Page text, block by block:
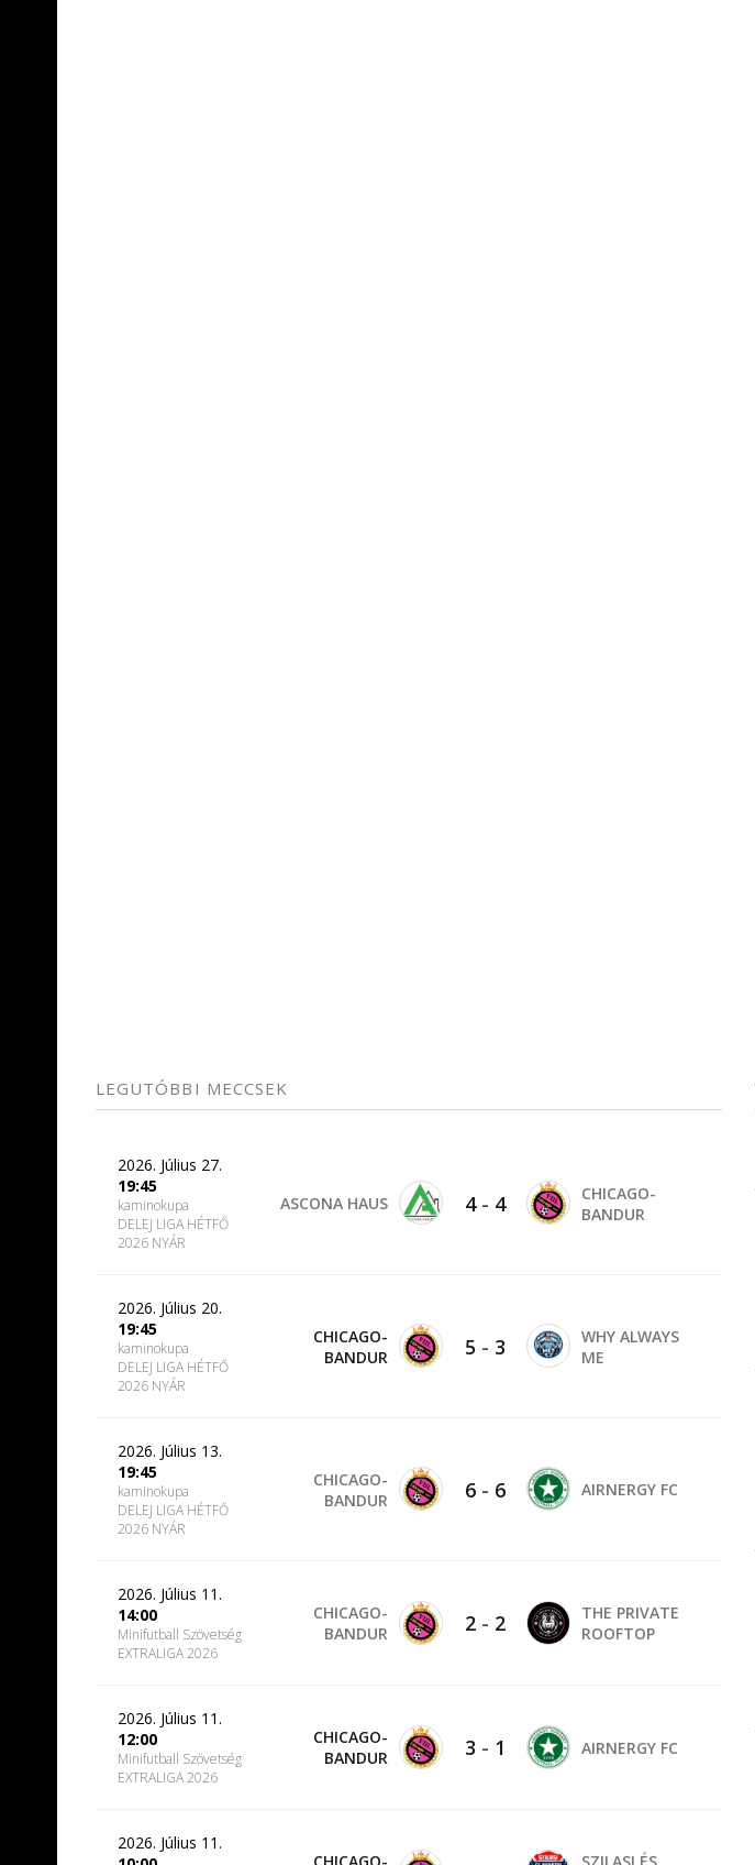
LEGUTÓBBI MECCSEK
2026. Július 27.
19:45
kaminokupa
DELEJ LIGA HÉTFŐ
2026 NYÁR
ASCONA HAUS 4- 4
CHICAGO-
BANDUR
2026. Július 20.
19:45
kaminokupa
DELEJ LIGA HÉTFŐ
2026 NYÁR
CHICAGO-
BANDUR
5 - 3
WHY ALWAYS
ME
2026. Július 13.
19:45
kaminokupa
DELEJ LIGA HÉTFŐ
2026 NYÁR
CHICAGO-
BANDUR
6- 6 AIRNERGY FC
2026. Július 11.
14:00
Minifutball Szövetség
EXTRALIGA 2026
CHICAGO-
BANDUR
2- 2
THE PRIVATE
ROOFTOP
2026. Július 11.
12:00
Minifutball Szövetség
EXTRALIGA 2026
CHICAGO-
BANDUR
3 - 1 AIRNERGY FC
2026. Július 11.